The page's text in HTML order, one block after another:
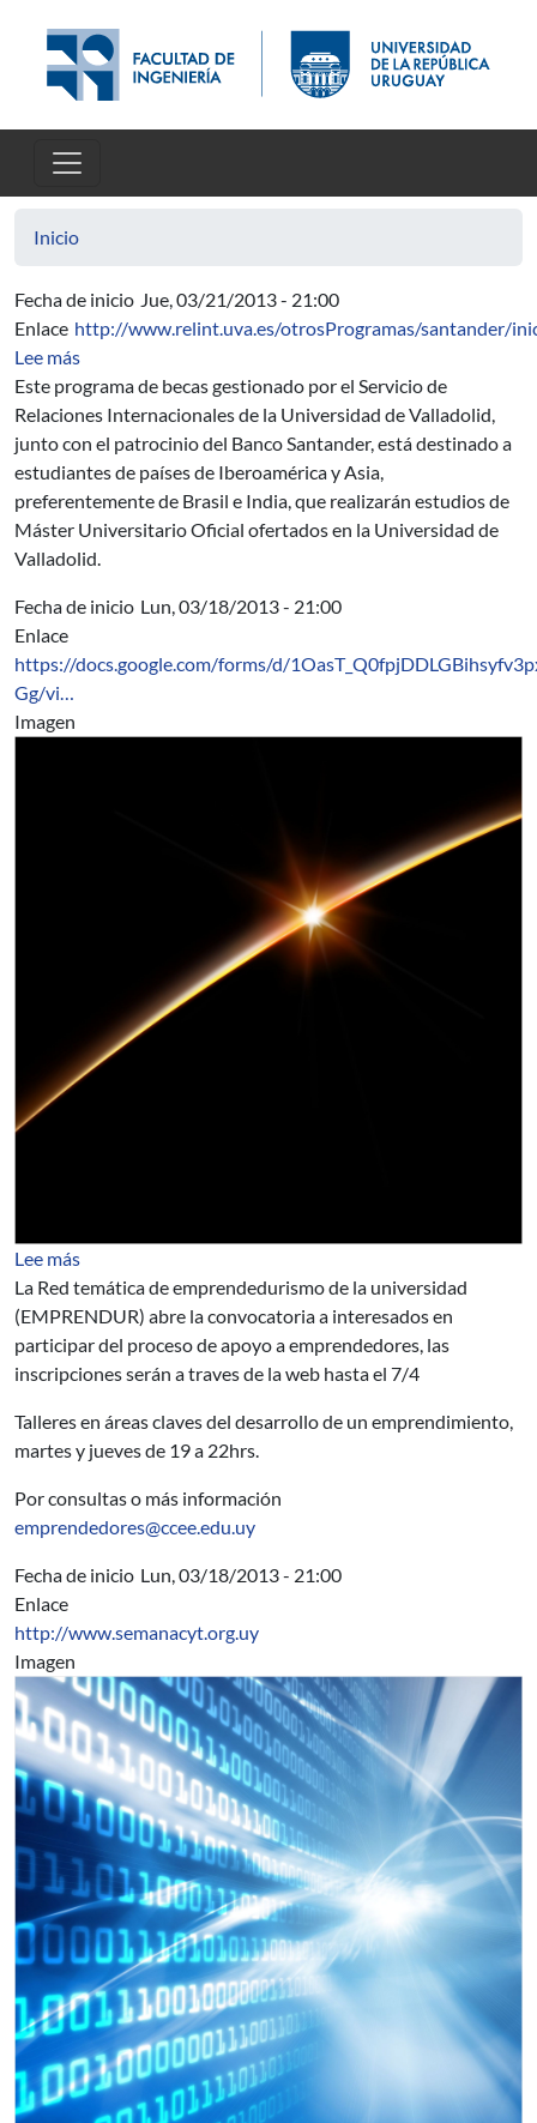
Inicio
Fecha de inicio Jue, 03/21/2013 - 21:00
Enlace http://www.relint.uva.es/otrosProgramas/santander/
Lee mássobre Programa de Becas Iberoamérica + Asia Banco
Este programa de becas gestionado por el Servicio de
Relaciones Internacionales de la Universidad de Valladolid,
junto con el patrocinio del Banco Santander, está destinado a
estudiantes de países de Iberoamérica y Asia,
preferentemente de Brasil e India, que realizarán estudios de
Máster Universitario Oficial ofertados en la Universidad de
Valladolid.
Fecha de inicio Lun, 03/18/2013 - 21:00
Enlace
https://docs.google.com/forms/d/
Gg/vi…
Imagen
Lee mássobre EMPRENDUR abre convocatoria a
La Red temática de emprendedurismo de la universidad
(EMPRENDUR) abre la convocatoria a interesados en
participar del proceso de apoyo a emprendedores, las
inscripciones serán a traves de la web hasta el 7/4
Talleres en áreas claves del desarrollo de un emprendimiento,
martes y jueves de 19 a 22hrs.
Por consultas o más información
emprendedores@ccee.edu.uy
Fecha de inicio Lun, 03/18/2013 - 21:00
Enlace
http://www.semanacyt.org.uy
Imagen